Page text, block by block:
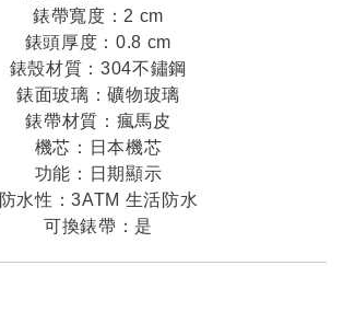
錶帶寬度：2 cm
錶頭厚度：0.8 cm
錶殼材質：304不鏽鋼
錶面玻璃：礦物玻璃
錶帶材質：瘋馬皮
機芯：日本機芯
功能：日期顯示
防水性：3ATM 生活防水
可換錶帶：是